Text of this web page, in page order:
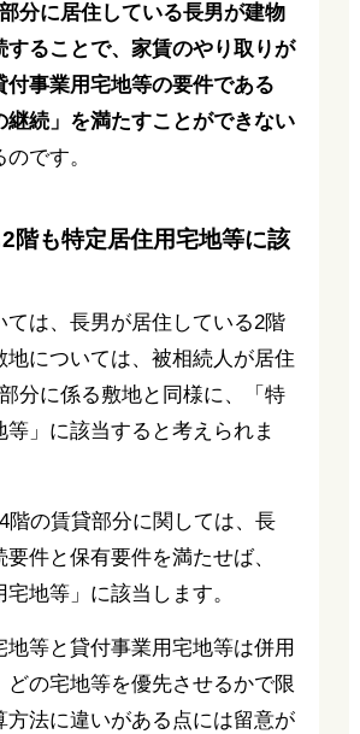
分に居住している長男が建物
することで、家賃のやり取りが
付事業用宅地等の要件である
継続」を満たすことができない
です。
階も特定居住用宅地等に該
ては、長男が居住している2階
地については、被相続人が居住
分に係る敷地と同様に、「特
等」に該当すると考えられま
階の賃貸部分に関しては、長
件と保有要件を満たせば、
宅地等」に該当します。
地等と貸付事業用宅地等は併用
どの宅地等を優先させるかで限
方法に違いがある点には留意が